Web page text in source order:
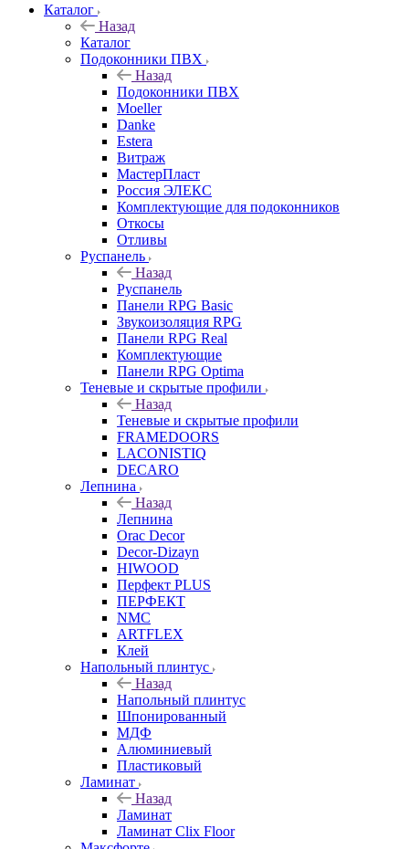
Каталог
Назад
Каталог
Подоконники ПВХ
Назад
Подоконники ПВХ
Moeller
Danke
Estera
Витраж
МастерПласт
Россия ЭЛЕКС
Комплектующие для подоконников
Откосы
Отливы
Руспанель
Назад
Руспанель
Панели RPG Basic
Звукоизоляция RPG
Панели RPG Real
Комплектующие
Панели RPG Optima
Теневые и скрытые профили
Назад
Теневые и скрытые профили
FRAMEDOORS
LACONISTIQ
DECARO
Лепнина
Назад
Лепнина
Orac Decor
Decor-Dizayn
HIWOOD
Перфект PLUS
ПЕРФЕКТ
NMC
ARTFLEX
Клей
Напольный плинтус
Назад
Напольный плинтус
Шпонированный
МДФ
Алюминиевый
Пластиковый
Ламинат
Назад
Ламинат
Ламинат Clix Floor